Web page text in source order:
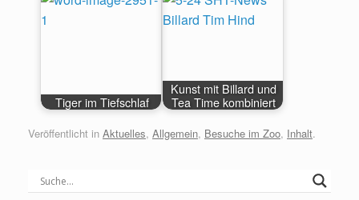
Tiger im Tiefschlaf
Kunst mit Billard und
Tea Time kombiniert
Veröffentlicht in Aktuelles, Allgemein, Besuche im Zoo, Inhalt.